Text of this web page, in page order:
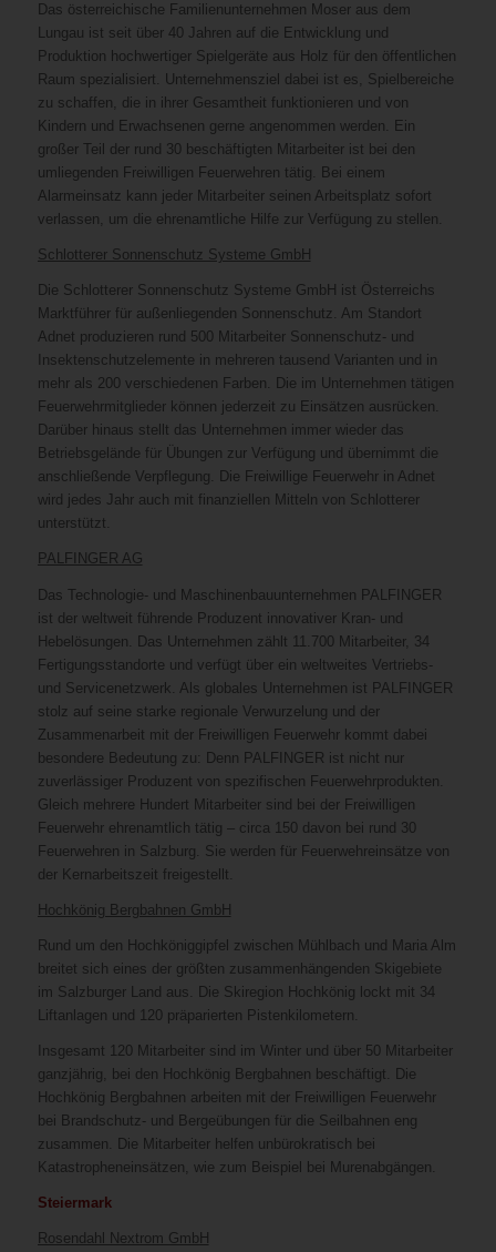
Das österreichische Familienunternehmen Moser aus dem
Lungau ist seit über 40 Jahren auf die Entwicklung und
Produktion hochwertiger Spielgeräte aus Holz für den öffentlichen
Raum spezialisiert. Unternehmensziel dabei ist es, Spielbereiche
zu schaffen, die in ihrer Gesamtheit funktionieren und von
Kindern und Erwachsenen gerne angenommen werden. Ein
großer Teil der rund 30 beschäftigten Mitarbeiter ist bei den
umliegenden Freiwilligen Feuerwehren tätig. Bei einem
Alarmeinsatz kann jeder Mitarbeiter seinen Arbeitsplatz sofort
verlassen, um die ehrenamtliche Hilfe zur Verfügung zu stellen.
Schlotterer Sonnenschutz Systeme GmbH
Die Schlotterer Sonnenschutz Systeme GmbH ist Österreichs
Marktführer für außenliegenden Sonnenschutz. Am Standort
Adnet produzieren rund 500 Mitarbeiter Sonnenschutz- und
Insektenschutzelemente in mehreren tausend Varianten und in
mehr als 200 verschiedenen Farben. Die im Unternehmen tätigen
Feuerwehrmitglieder können jederzeit zu Einsätzen ausrücken.
Darüber hinaus stellt das Unternehmen immer wieder das
Betriebsgelände für Übungen zur Verfügung und übernimmt die
anschließende Verpflegung. Die Freiwillige Feuerwehr in Adnet
wird jedes Jahr auch mit finanziellen Mitteln von Schlotterer
unterstützt.
PALFINGER AG
Das Technologie- und Maschinenbauunternehmen PALFINGER
ist der weltweit führende Produzent innovativer Kran- und
Hebelösungen. Das Unternehmen zählt 11.700 Mitarbeiter, 34
Fertigungsstandorte und verfügt über ein weltweites Vertriebs-
und Servicenetzwerk. Als globales Unternehmen ist PALFINGER
stolz auf seine starke regionale Verwurzelung und der
Zusammenarbeit mit der Freiwilligen Feuerwehr kommt dabei
besondere Bedeutung zu: Denn PALFINGER ist nicht nur
zuverlässiger Produzent von spezifischen Feuerwehrprodukten.
Gleich mehrere Hundert Mitarbeiter sind bei der Freiwilligen
Feuerwehr ehrenamtlich tätig – circa 150 davon bei rund 30
Feuerwehren in Salzburg. Sie werden für Feuerwehreinsätze von
der Kernarbeitszeit freigestellt.
Hochkönig Bergbahnen GmbH
Rund um den Hochköniggipfel zwischen Mühlbach und Maria Alm
breitet sich eines der größten zusammenhängenden Skigebiete
im Salzburger Land aus. Die Skiregion Hochkönig lockt mit 34
Liftanlagen und 120 präparierten Pistenkilometern.
Insgesamt 120 Mitarbeiter sind im Winter und über 50 Mitarbeiter
ganzjährig, bei den Hochkönig Bergbahnen beschäftigt. Die
Hochkönig Bergbahnen arbeiten mit der Freiwilligen Feuerwehr
bei Brandschutz- und Bergeübungen für die Seilbahnen eng
zusammen. Die Mitarbeiter helfen unbürokratisch bei
Katastropheneinsätzen, wie zum Beispiel bei Murenabgängen.
Steiermark
Rosendahl Nextrom GmbH